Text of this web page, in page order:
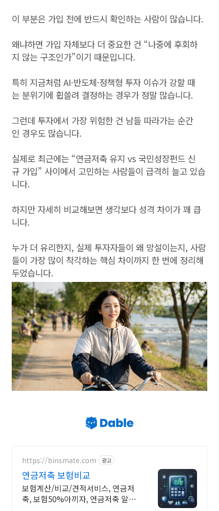
이 부분은 가입 전에 반드시 확인하는 사람이 많습니다.
왜냐하면 가입 자체보다 더 중요한 건 “나중에 후회하
지 않는 구조인가”이기 때문입니다.
특히 지금처럼 AI·반도체·정책형 투자 이슈가 강할 때
는 분위기에 휩쓸려 결정하는 경우가 정말 많습니다.
그런데 투자에서 가장 위험한 건 남들 따라가는 순간
인 경우도 많습니다.
실제로 최근에는 “연금저축 유지 vs 국민성장펀드 신
규 가입” 사이에서 고민하는 사람들이 급격히 늘고 있습
니다.
하지만 자세히 비교해보면 생각보다 성격 차이가 꽤 큽
니다.
누가 더 유리한지, 실제 투자자들이 왜 망설이는지, 사람
들이 가장 많이 착각하는 핵심 차이까지 한 번에 정리해
두었습니다.
https://binsmate.com 광고
연금저축 보험비교
보험계산/비교/견적서비스, 연금저
축, 보험50%아끼자, 연금저축 알뜰